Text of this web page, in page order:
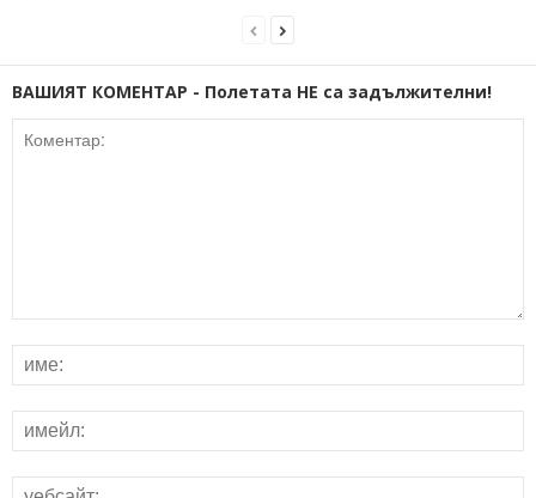
ВАШИЯТ КОМЕНТАР - Полетата НЕ са задължителни!